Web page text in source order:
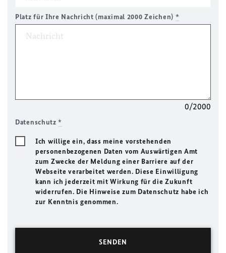
Platz für Ihre Nachricht (maximal 2000 Zeichen) *
0/2000
Datenschutz*
Ich willige ein, dass meine vorstehenden
personenbezogenen Daten vom Auswärtigen Amt
zum Zwecke der Meldung einer Barriere auf der
Webseite verarbeitet werden. Diese Einwilligung
kann ich jederzeit mit Wirkung für die Zukunft
widerrufen. Die Hinweise zum Datenschutz habe ich
zur Kenntnis genommen.